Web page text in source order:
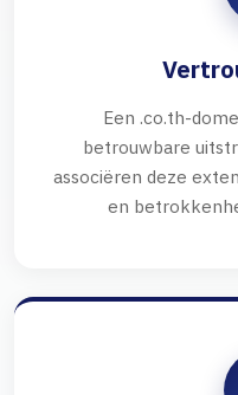
Een .co.th-
betrouwbare
associëren deze
en